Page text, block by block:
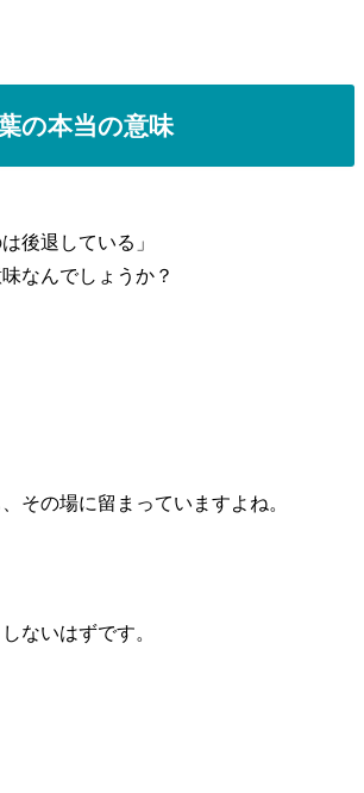
の本当の意味
後退している」
なんでしょうか？
その場に留まっていますよね。
ないはずです。